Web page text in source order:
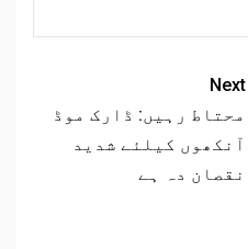
Next
محتاط رہیں: ڈارک موڈ
آنکھوں کیلئے شدید
نقصان دہ ہے